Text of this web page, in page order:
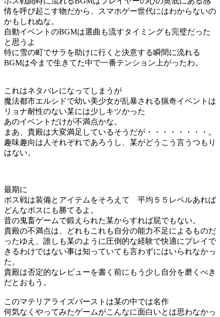
情を呼び起こす物だから、スマホゲー世代にはわからないの
かもしれぬな。
自動イベントのBGMは選曲も流すタイミングも完璧だった
と思うよ
特に雪の町でサラを助けに行くと決意する瞬間に流れる
BGMは今まで生きてた中で一番テンション上がったわ。
これはネタバレになってしまうが
魔法都市エルシドで幼い美少女が乱暴される猟奇イベントは
リョナ耐性のない某には少しキツかった
あのイベントだけが不満点かな。
まあ、貴殿は大変満足しているそうだが・・・・・・・・。
趣味趣向は人それぞれであろうし、某がどうこう言うつもり
はない。
最期に
ボス戦は装備とアイテムをそろえて 平均５５レベルあれば
どんなボスにも勝てるよ。
昔の鬼畜ゲームで鍛えられた某からすれば屁でもない。
貴殿の不満点は、どれもこれも自分の能力不足によるものだ
ったゆえ、誰しも某のように圧倒的な経験で快適にプレイで
きるわけではない事は知っていても言わずにはいられなかっ
た。
貴殿は否定的なレビューを書く前にもう少し自分を磨くべき
だとおもう。
このマテリアライズバーストは某の中では名作
何気なくやってみたゲームがこんなに面白いとは思わなかっ